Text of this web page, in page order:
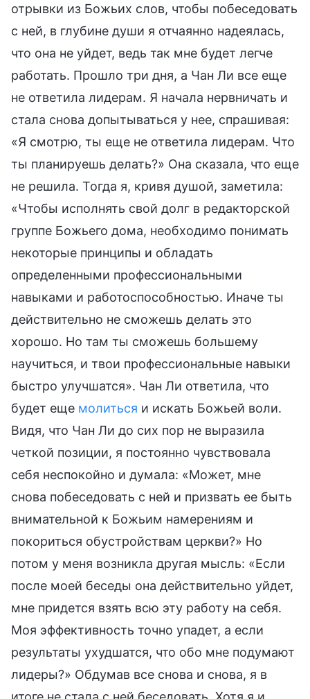
отрывки из Божьих слов, чтобы побеседовать
с ней, в глубине души я отчаянно надеялась,
что она не уйдет, ведь так мне будет легче
работать. Прошло три дня, а Чан Ли все еще
не ответила лидерам. Я начала нервничать и
стала снова допытываться у нее, спрашивая:
«Я смотрю, ты еще не ответила лидерам. Что
ты планируешь делать?» Она сказала, что еще
не решила. Тогда я, кривя душой, заметила:
«Чтобы исполнять свой долг в редакторской
группе Божьего дома, необходимо понимать
некоторые принципы и обладать
определенными профессиональными
навыками и работоспособностью. Иначе ты
действительно не сможешь делать это
хорошо. Но там ты сможешь большему
научиться, и твои профессиональные навыки
быстро улучшатся». Чан Ли ответила, что
будет еще молиться и искать Божьей воли.
Видя, что Чан Ли до сих пор не выразила
четкой позиции, я постоянно чувствовала
себя неспокойно и думала: «Может, мне
снова побеседовать с ней и призвать ее быть
внимательной к Божьим намерениям и
покориться обустройствам церкви?» Но
потом у меня возникла другая мысль: «Если
после моей беседы она действительно уйдет,
мне придется взять всю эту работу на себя.
Моя эффективность точно упадет, а если
результаты ухудшатся, что обо мне подумают
лидеры?» Обдумав все снова и снова, я в